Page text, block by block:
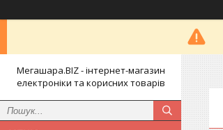
Мегашара.BIZ - інтернет-магазин
електроніки та корисних товарів